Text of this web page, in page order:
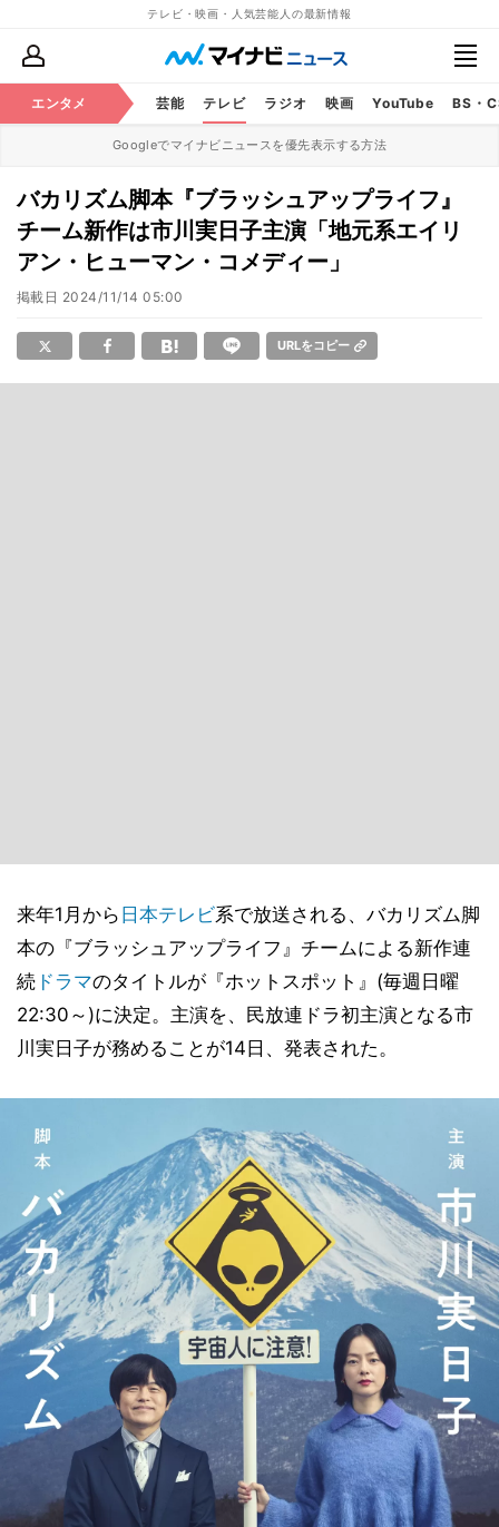
テレビ・映画・人気芸能人の最新情報
エンタメ 芸能 テレビ ラジオ 映画 YouTube BS・
Googleでマイナビニュースを優先表示する方法
バカリズム脚本『ブラッシュアップライフ』
チーム新作は市川実日子主演「地元系エイリ
アン・ヒューマン・コメディー」
掲載日 2024/11/14 05:00
URLをコピー
来年1月から 日本テレビ系で放送される、バカリズム脚
本の『ブラッシュアップライフ』チームによる新作連
続 ドラマのタイトルが『ホットスポット』(毎週日曜
22:30～)に決定。主演を、民放連ドラ初主演となる市
川実日子が務めることが14日、発表された。